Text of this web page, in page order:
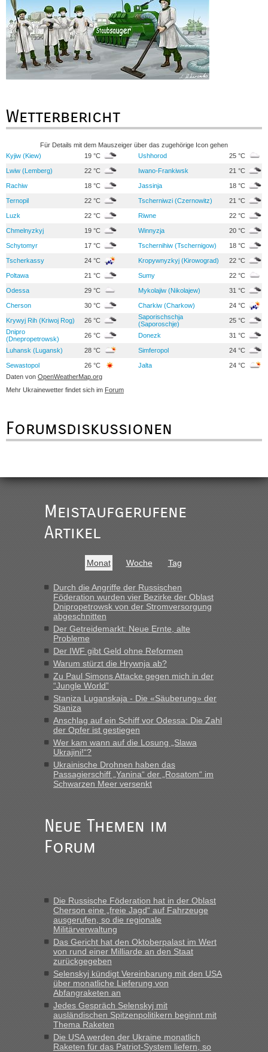
Wetterbericht
Für Details mit dem Mauszeiger über das zugehörige Icon gehen
Kyjiw (Kiew)
19 °C Ushhorod 25 °C
Lwiw (Lemberg) 22 °C Iwano-Frankiwsk 21 °C
Rachiw 18 °C Jassinja 18 °C
Ternopil 22 °C Tscherniwzi (Czernowitz) 21 °C
Luzk 22 °C Riwne 22 °C
Chmelnyzkyj 19 °C Winnyzja 20 °C
Schytomyr 17 °C Tschernihiw (Tschernigow) 18 °C
Tscherkassy 24 °C Kropywnyzkyj (Kirowograd) 22 °C
Poltawa 21 °C Sumy 22 °C
Odessa 29 °C Mykolajiw (Nikolajew) 31 °C
Cherson 30 °C Charkiw (Charkow) 24 °C
Krywyj Rih (Kriwoj Rog) 26 °C
Saporischschja
(Saporoschje)
25 °C
Dnipro
(Dnepropetrowsk)
26 °C Donezk 31 °C
Luhansk (Lugansk) 28 °C Simferopol 24 °C
Sewastopol 26 °C Jalta
24 °C
Daten von OpenWeatherMap.org
Mehr Ukrainewetter findet sich im Forum
Forumsdiskussionen
Meistaufgerufene
Artikel
Monat Woche Tag
Durch die Angriffe der Russischen
Föderation wurden vier Bezirke der Oblast
Dnipropetrowsk von der Stromversorgung
abgeschnitten
Der Getreidemarkt: Neue Ernte, alte
Probleme
Der IWF gibt Geld ohne Reformen
Warum stürzt die Hrywnja ab?
Zu Paul Simons Attacke gegen mich in der
“Jungle World”
Staniza Luganskaja - Die «Säuberung» der
Staniza
Anschlag auf ein Schiff vor Odessa: Die Zahl
der Opfer ist gestiegen
Wer kam wann auf die Losung „Slawa
Ukrajini!“?
Ukrainische Drohnen haben das
Passagierschiff „Yanina“ der „Rosatom“ im
Schwarzen Meer versenkt
Neue Themen im
Forum
Die Russische Föderation hat in der Oblast
Cherson eine „freie Jagd“ auf Fahrzeuge
ausgerufen, so die regionale
Militärverwaltung
Das Gericht hat den Oktoberpalast im Wert
von rund einer Milliarde an den Staat
zurückgegeben
Selenskyj kündigt Vereinbarung mit den USA
über monatliche Lieferung von
Abfangraketen an
Jedes Gespräch Selenskyj mit
ausländischen Spitzenpolitikern beginnt mit
Thema Raketen
Die USA werden der Ukraine monatlich
Raketen für das Patriot-System liefern, so